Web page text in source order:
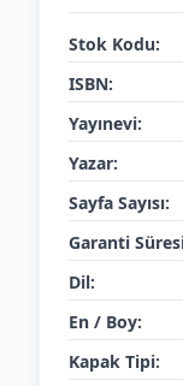
Stok Kodu:
ISBN:
Yayınevi:
Yazar:
Sayfa Sayısı:
Garanti
Dil:
En / Boy:
Kapak Tipi: